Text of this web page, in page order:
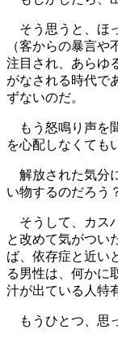
そう思うと、ほ
（客からの暴言
注目され、あらゆ
がなされる時代で
ずないのだ。
もう怒鳴り声を
を心配しなくても
解放された気分
い物するのだろう
そうして、カス
と改めて気がつい
ば、依存症と近い
る男性は、何かに
汁が出ている人特
もうひとつ、思